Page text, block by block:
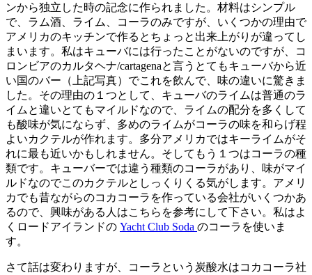
ンから独立した時の記念に作られました。材料はシンプル
で、ラム酒、ライム、コーラのみですが、いくつかの理由で
アメリカのキッチンで作るとちょっと出来上がりが違ってし
まいます。私はキューバには行ったことがないのですが、コ
ロンビアのカルタヘナ/cartagenaと言うとてもキューバから近
い国のバー（上記写真）でこれを飲んで、味の違いに驚きま
した。その理由の１つとして、キューバのライムは普通のラ
イムと違いとてもマイルドなので、ライムの配分を多くして
も酸味が気にならず、多めのライムがコーラの味を和らげ程
よいカクテルが作れます。多分アメリカではキーライムがそ
れに最も近いかもしれません。そしてもう１つはコーラの種
類です。キューバーでは違う種類のコーラがあり、味がマイ
ルドなのでこのカクテルとしっくりくる気がします。アメリ
カでも昔ながらのコカコーラを作っている会社がいくつかあ
るので、興味がある人はこちらを参考にして下さい。私はよ
くロードアイランドの Yacht Club Soda のコーラを使いま
す。
さて話は変わりますが、コーラという炭酸水はコカコーラ社